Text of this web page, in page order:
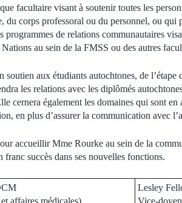
facultaire visant à soutenir toutes les
du corps professoral ou du personnel, ou qui
programmes de relations communautaires
au sein de la FMSS ou des autres
aux étudiants autochtones, de
les relations avec les diplômés
cernera également les domaines qui sont
en plus d’assurer la communication avec
accueillir Mme Rourke au sein de la
succès dans ses nouvelles fonctions.
affaires médicales)
Lesley
Vice-